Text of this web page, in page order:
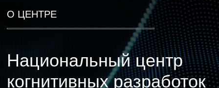
когнитивных разработок
технологической инициативы по сквозной
технологии «Технологии машинного
обучения и когнитивные технологии».